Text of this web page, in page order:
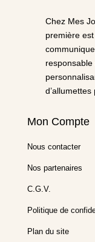
Chez Mes
première
d’allumettes
Mon Compte
Nous contacter
Nos partenaires
C.G.V.
Politique de
Plan du site